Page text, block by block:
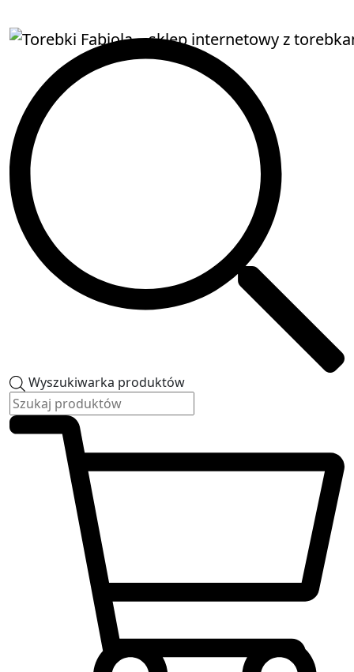
Wyszukiwarka produktów